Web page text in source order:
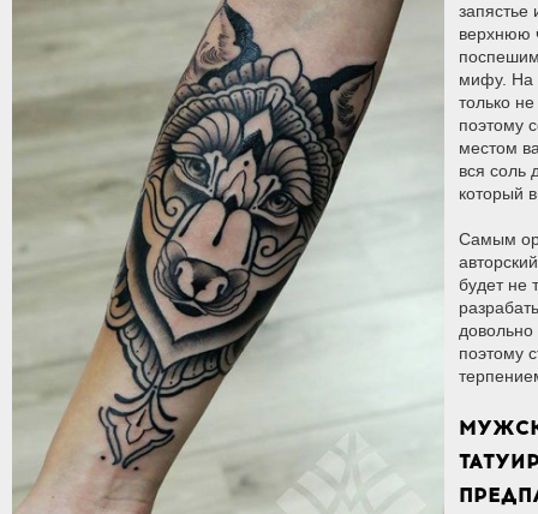
запястье
верхнюю
мифу. На
только
поэтому
местом
вся соль
который
Самым
будет не
поэтому